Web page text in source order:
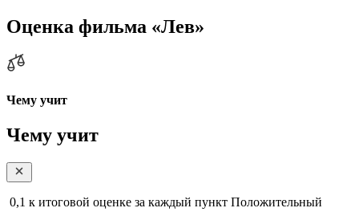
Оценка фильма «Лев»
Чему учит
Чему учит
0,1 к итоговой оценке за каждый пункт Положительный